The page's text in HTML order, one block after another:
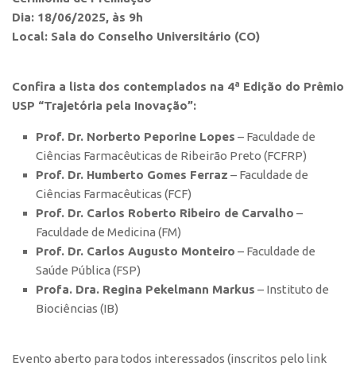
PGI-USP
Leis e Normas
Inteligência Competitiva
Editais
Pesquisa na USP
EMBRAPIIs
CEPIDs
CEPIX
CPEs
PRPI/USP
Dia: 18/06/2025, às 9h
Local: Sala do Conselho Universitário (CO)
Confira a lista dos contemplados na 4ª Edição do Prêmio
USP “Trajetória pela Inovação”:
Prof. Dr. Norberto Peporine Lopes – Faculdade de
Ciências Farmacêuticas de Ribeirão Preto (FCFRP)
Prof. Dr. Humberto Gomes Ferraz – Faculdade de
Ciências Farmacêuticas (FCF)
Prof. Dr. Carlos Roberto Ribeiro de Carvalho –
Faculdade de Medicina (FM)
Prof. Dr. Carlos Augusto Monteiro – Faculdade de
Saúde Pública (FSP)
Profa. Dra. Regina Pekelmann Markus – Instituto de
Biociências (IB)
Evento aberto para todos interessados (inscritos pelo link